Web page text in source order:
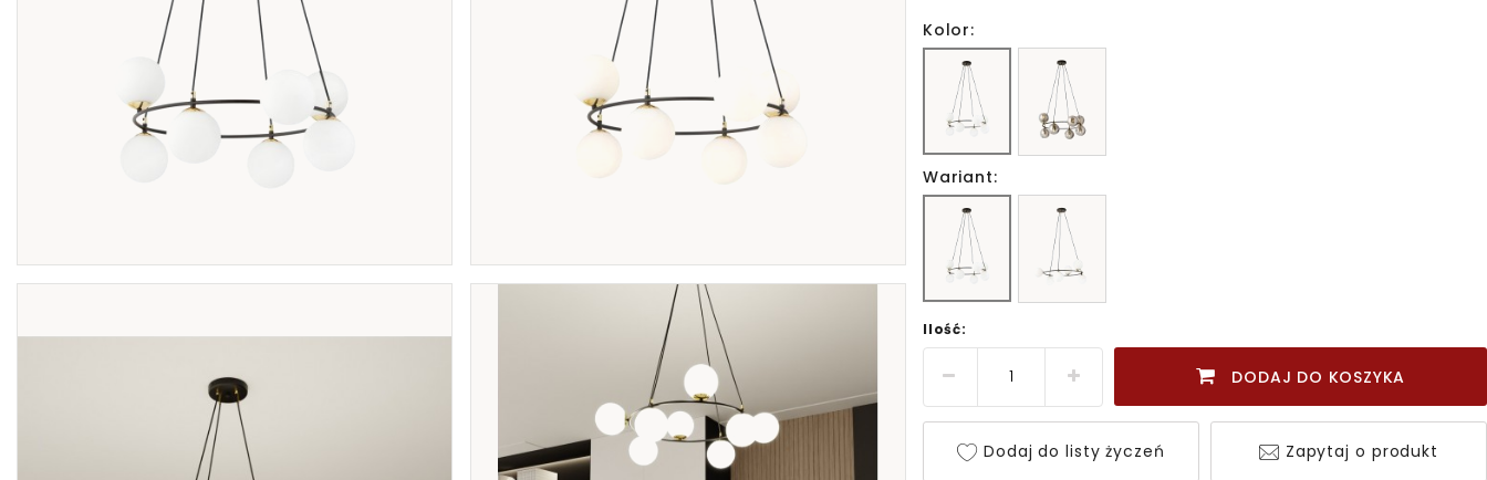
Kolor:
Wariant:
Ilość:
DODAJ DO KOSZYKA
Dodaj do listy życzeń Zapytaj o produkt